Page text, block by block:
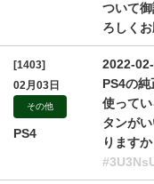
ついて
ろしく
[1403]
02月03日
その他
PS4
2022-
PS4の
使って
タンが
ります